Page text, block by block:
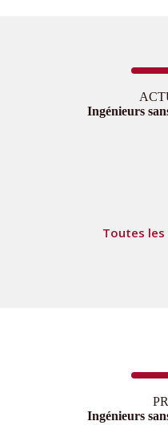
Ingénieurs
Toutes
Ingénieurs